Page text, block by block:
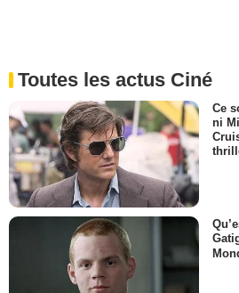
Toutes les actus Ciné
Ce
ni